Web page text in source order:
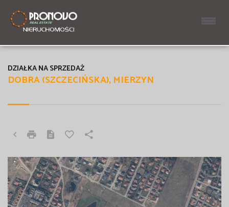
DOBRA (SZCZECIŃSKA), MIERZYN
DZIAŁKA NA SPRZEDAŻ